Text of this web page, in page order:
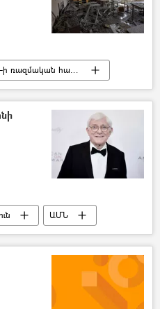
Դոնբասի պաշտպանություն. ՌԴ–ի ռազմական հատուկ գործողությունը Ուկրաինայում
Մահ
ԱՄՆ